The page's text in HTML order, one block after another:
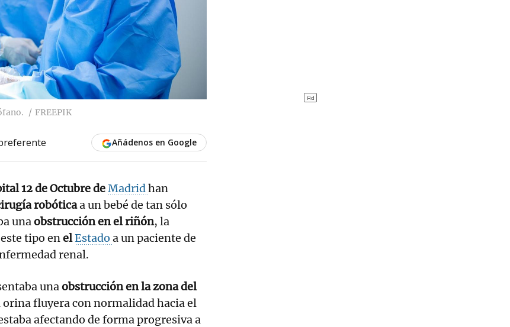
FREEPIK
Añádenos en Google
12 de Octubre deMadridhan
robóticaa un bebé de tan sólo
unaobstrucción en el riñón, la
tipo enelEstado a un paciente de
renal.
unaobstrucción en la zona del
fluyera con normalidad hacia el
afectando de forma progresiva a